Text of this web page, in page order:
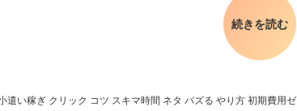
続きを読む
遣い稼ぎ クリック コツ スキマ時間 ネタ バズる やり方 初期費用ゼ